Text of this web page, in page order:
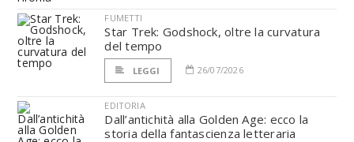
FUMETTI
Star Trek: Godshock, oltre la curvatura
del tempo
LEGGI 26/07/2026
EDITORIA
Dall’antichità alla Golden Age: ecco la
storia della fantascienza letteraria